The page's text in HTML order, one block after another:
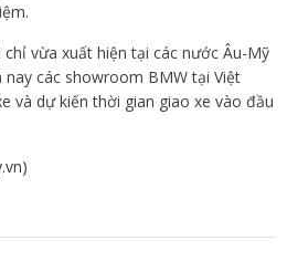
vừa xuất hiện tại các nước Âu-Mỹ
các showroom BMW tại Việt
và dự kiến thời gian giao xe vào đầu